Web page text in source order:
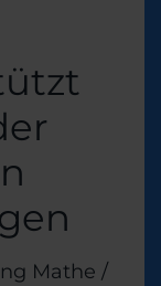
Mathe /